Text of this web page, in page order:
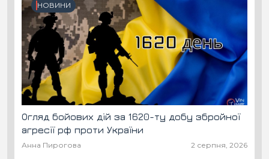
НОВИНИ
Огляд бойових дій за 1620-ту добу збройної
агресії рф проти України
Анна Пирогова 2 серпня, 2026